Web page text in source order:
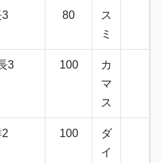
3 80
ス
ミ
3 100
カ
マ
ス
100
ダ
イ